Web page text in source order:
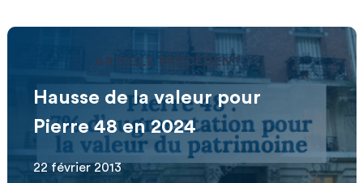
ARTICLE PRÉCÉDENT
Hausse de la valeur pour
Pierre 48 en 2024
22 février 2013